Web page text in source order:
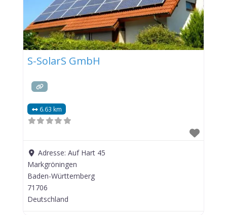
S-SolarS GmbH
6.63 km
Adresse:Auf Hart 45
Markgröningen
Baden-Württemberg
71706
Deutschland